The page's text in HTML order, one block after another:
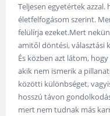
Teljesen egyetértek azzal.
életfelfogásom szerint.
felülírja ezeket.Mert
amitől döntési, választási
És közben azt látom,
akik nem ismerik a
közötti különbséget,
hosszú távon
mert nem tudnak más